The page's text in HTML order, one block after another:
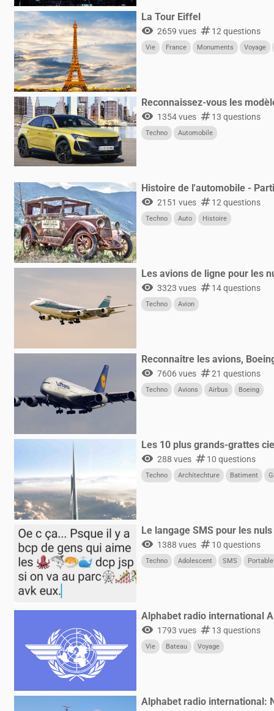
La Tour Eiffel
visibility 2659 vues numbers12 questions
Vie France Monuments Voyage
Reconnaissez-vous les
visibility 1354 vues numbers13 questions
Techno Automobile
Histoire de l'automobile -
visibility 2151 vues numbers12 questions
Techno Auto Histoire
Les avions de ligne pour les
visibility 3323 vues numbers14 questions
Techno Avion
Reconnaitre les avions,
visibility 7606 vues numbers21 questions
Techno Avions Airbus Boeing
Les 10 plus grands-grattes
visibility 288 vues numbers10 questions
Techno Architechture Batiment
Le langage SMS pour les
visibility 1388 vues numbers10 questions
Techno Adolescent SMS Portable
Alphabet radio international
visibility 1793 vues numbers13 questions
Vie Bateau Voyage
Alphabet radio international: